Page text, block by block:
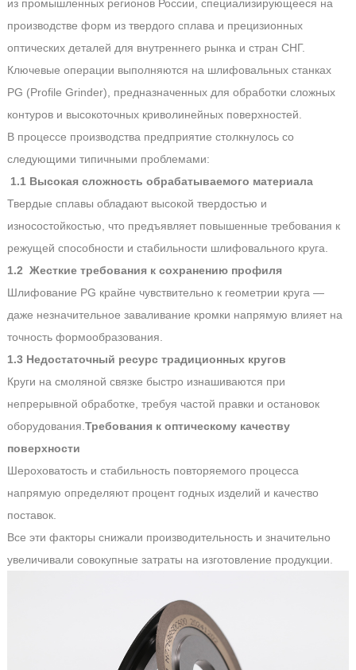
из промышленных регионов России, специализирующееся на
производстве форм из твердого сплава и прецизионных
оптических деталей для внутреннего рынка и стран СНГ.
Ключевые операции выполняются на шлифовальных станках
PG (Profile Grinder), предназначенных для обработки сложных
контуров и высокоточных криволинейных поверхностей.
В процессе производства предприятие столкнулось со
следующими типичными проблемами:
1.1 Высокая сложность обрабатываемого материала
Твердые сплавы обладают высокой твердостью и
износостойкостью, что предъявляет повышенные требования к
режущей способности и стабильности шлифовального круга.
1.2 Жесткие требования к сохранению профиля
Шлифование PG крайне чувствительно к геометрии круга —
даже незначительное заваливание кромки напрямую влияет на
точность формообразования.
1.3 Недостаточный ресурс традиционных кругов
Круги на смоляной связке быстро изнашиваются при
непрерывной обработке, требуя частой правки и остановок
оборудования.Требования к оптическому качеству
поверхности
Шероховатость и стабильность повторяемого процесса
напрямую определяют процент годных изделий и качество
поставок.
Все эти факторы снижали производительность и значительно
увеличивали совокупные затраты на изготовление продукции.